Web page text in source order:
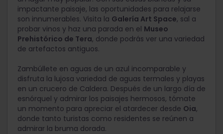
impactante paisaje, las oportunidades para relajarse
son innumerables. Visita la Galería Art Space, sal a
probar vinos y haz una parada en el Museo
Prehistórico de Tera, donde podrás ver una variedad
de artefactos antiguos.
Zambúllete en aguas de un azul incomparable y
disfruta la lujosa variedad de aguas termales y playas
en un crucero de Caldera. Después de un largo día de
esnórquel y admirar los paisajes hermosos, tómate
un momento para apreciar el atardecer desde Oia,
donde tanto turistas como residentes se reúnen a
admirar la bruma dorada.